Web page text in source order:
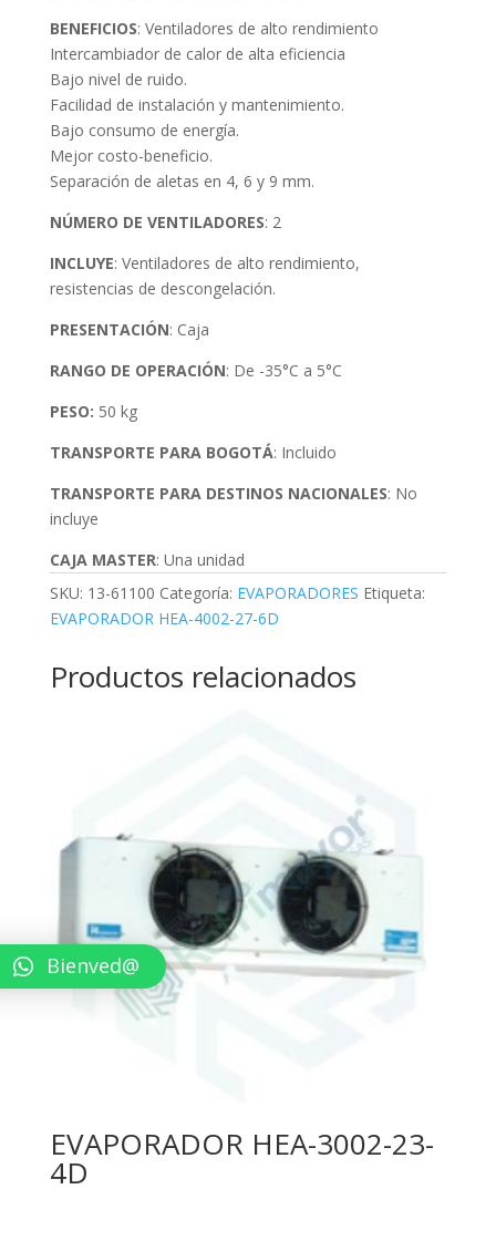
BENEFICIOS: Ventiladores de alto rendimiento
Intercambiador de calor de alta eficiencia
Bajo nivel de ruido.
Facilidad de instalación y mantenimiento.
Bajo consumo de energía.
Mejor costo-beneficio.
Separación de aletas en 4, 6 y 9 mm.
NÚMERO DE VENTILADORES: 2
INCLUYE: Ventiladores de alto rendimiento,
resistencias de descongelación.
PRESENTACIÓN: Caja
RANGO DE OPERACIÓN: De -35°C a 5°C
PESO: 50 kg
TRANSPORTE PARA BOGOTÁ: Incluido
TRANSPORTE PARA DESTINOS NACIONALES: No
incluye
CAJA MASTER: Una unidad
SKU: 13-61100 Categoría: EVAPORADORES Etiqueta:
EVAPORADOR HEA-4002-27-6D
Productos relacionados
EVAPORADOR HEA-3002-23-
4D
Bienved@